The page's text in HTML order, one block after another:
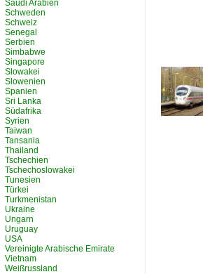
Saudi Arabien
Schweden
Schweiz
Senegal
Serbien
Simbabwe
Singapore
Slowakei
Slowenien
Spanien
Sri Lanka
Südafrika
Syrien
Taiwan
Tansania
Thailand
Tschechien
Tschechoslowakei
Tunesien
Türkei
Turkmenistan
Ukraine
Ungarn
Uruguay
USA
Vereinigte Arabische Emirate
Vietnam
Weißrussland